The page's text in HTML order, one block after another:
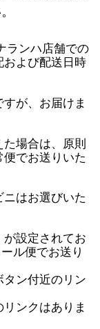
ランハ店舗での
よび配送日時
が、お届けま
場合は、原則
でお送りいた
はお選びいた
設定されてお
ル便でお送り
ン付近のリン
ンクはありま